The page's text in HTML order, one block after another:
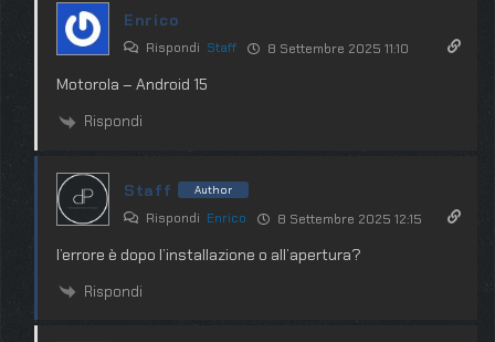
Enrico
Rispondi Staff 8 Settembre 2025 11:10
Motorola – Android 15
Rispondi
Staff Author
Rispondi Enrico 8 Settembre 2025 12:15
l’errore è dopo l’installazione o all’apertura?
Rispondi